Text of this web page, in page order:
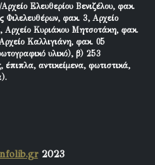
Ελευθερίου Βενιζέλου, φακ.
φακ. 3, Αρχείο
Αρχείο Κυριάκου Μητσοτάκη, φακ.
Καλλιγιάνη, φακ. 05
υλικό), β) 253
έπιπλα, αντικείμενα, φωτιστικά,
2023